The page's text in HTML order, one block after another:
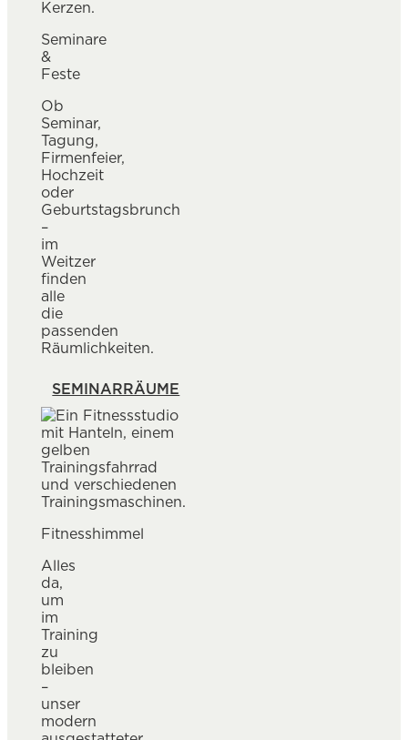
Seminare
&
Feste
Ob
Seminar,
Tagung,
Firmenfeier,
Hochzeit
oder
Geburtstagsbrunch
–
im
Weitzer
finden
alle
die
passenden
Räumlichkeiten.
SEMINARRÄUME
Fitnesshimmel
Alles
da,
um
im
Training
zu
bleiben
–
unser
modern